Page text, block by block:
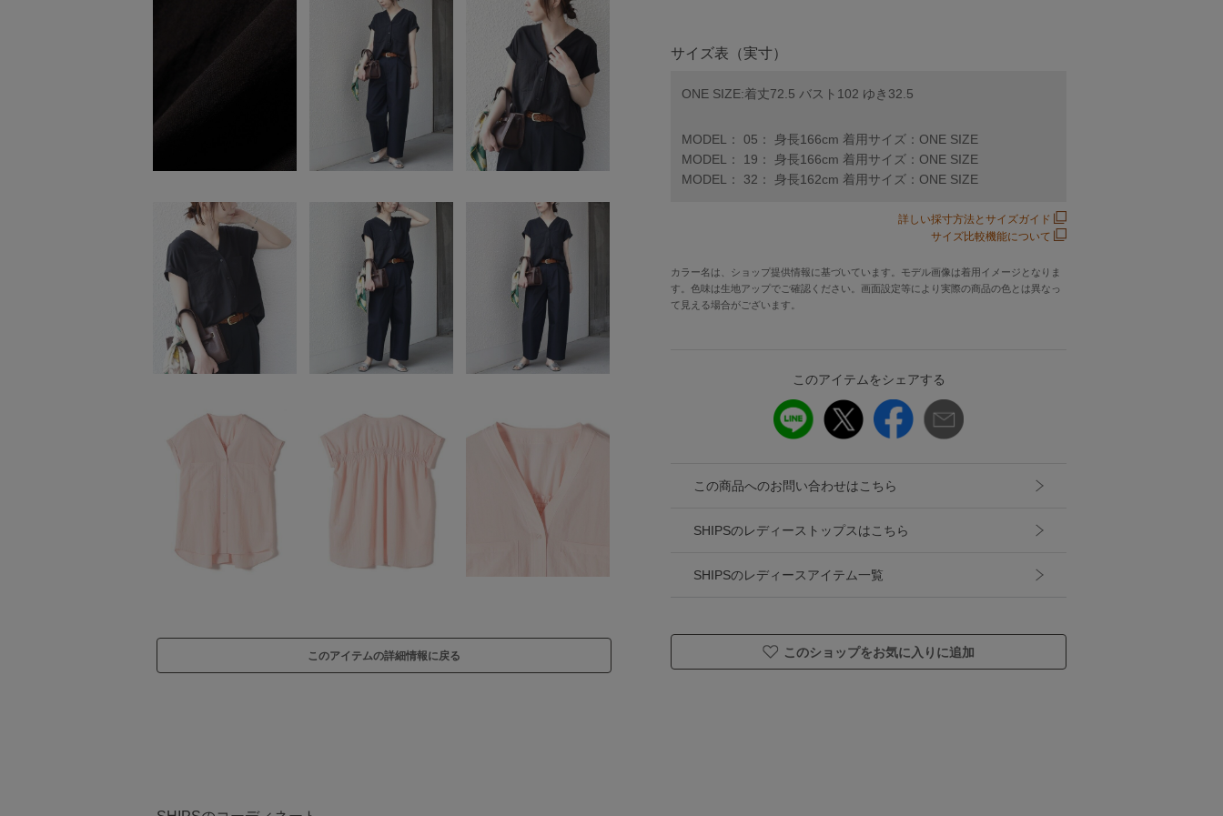
このアイテムの詳細情報に戻る
サイズ表（実寸）
ONE SIZE:着丈72.5 バスト102 ゆき32.5
MODEL： 05： 身長166cm 着用サイズ：ONE SIZE
MODEL： 19： 身長166cm 着用サイズ：ONE SIZE
MODEL： 32： 身長162cm 着用サイズ：ONE SIZE
詳しい採寸方法とサイズガイド
サイズ比較機能について
カラー名は、ショップ提供情報に基づいています。モデル画像は着用イメージとなりま
す。色味は生地アップでご確認ください。画面設定等により実際の商品の色とは異なっ
て見える場合がございます。
このアイテムをシェアする
この商品へのお問い合わせはこちら
SHIPSのレディーストップスはこちら
SHIPSのレディースアイテム一覧
このショップをお気に入りに追加